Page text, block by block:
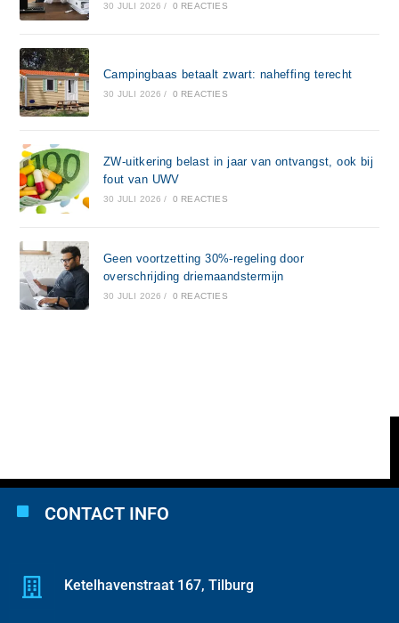
30 JULI 2026 / 0 REACTIES
Campingbaas betaalt zwart: naheffing terecht
30 JULI 2026 / 0 REACTIES
ZW-uitkering belast in jaar van ontvangst, ook bij
fout van UWV
30 JULI 2026 / 0 REACTIES
Geen voortzetting 30%-regeling door
overschrijding driemaandstermijn
30 JULI 2026 / 0 REACTIES
CONTACT INFO
Ketelhavenstraat 167, Tilburg